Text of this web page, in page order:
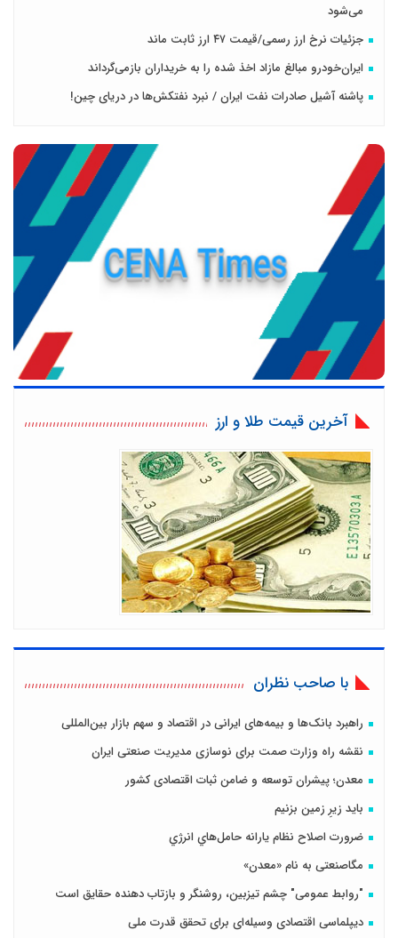
می‌شود
جزئیات نرخ ارز رسمی/قیمت ۴۷ ارز ثابت ماند
ایران‌خودرو مبالغ مازاد اخذ شده را به خریداران بازمی‌گرداند
پاشنه آشیل صادرات نفت ایران / نبرد نفتکش‌ها در دریای چین!
آخرین قیمت طلا و ارز
با صاحب نظران
راهبرد بانک‌ها و بیمه‌های ایرانی در اقتصاد و سهم بازار بین‌المللی
نقشه راه وزارت صمت برای نوسازی مدیریت صنعتی ایران
معدن؛ پیشران توسعه و ضامن ثبات اقتصادی کشور
باید زیرِ زمین بزنیم
ضرورت اصلاح نظام يارانه حامل‌هاي انرژي
مگاصنعتی به نام «معدن»
"روابط عمومی" چشم تیزبین، روشنگر و بازتاب دهنده حقایق است
دیپلماسی اقتصادی وسیله‌ای برای تحقق قدرت ملی